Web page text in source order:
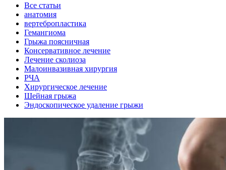
Все статьи
анатомия
вертебропластика
Гемангиома
Грыжа поясничная
Консервативное лечение
Лечение сколиоза
Малоинвазивная хирургия
РЧА
Хирургическое лечение
Шейная грыжа
Эндоскопическое удаление грыжи